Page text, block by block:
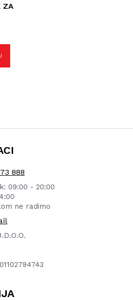
ZA
888
09:00 - 20:00
ne radimo